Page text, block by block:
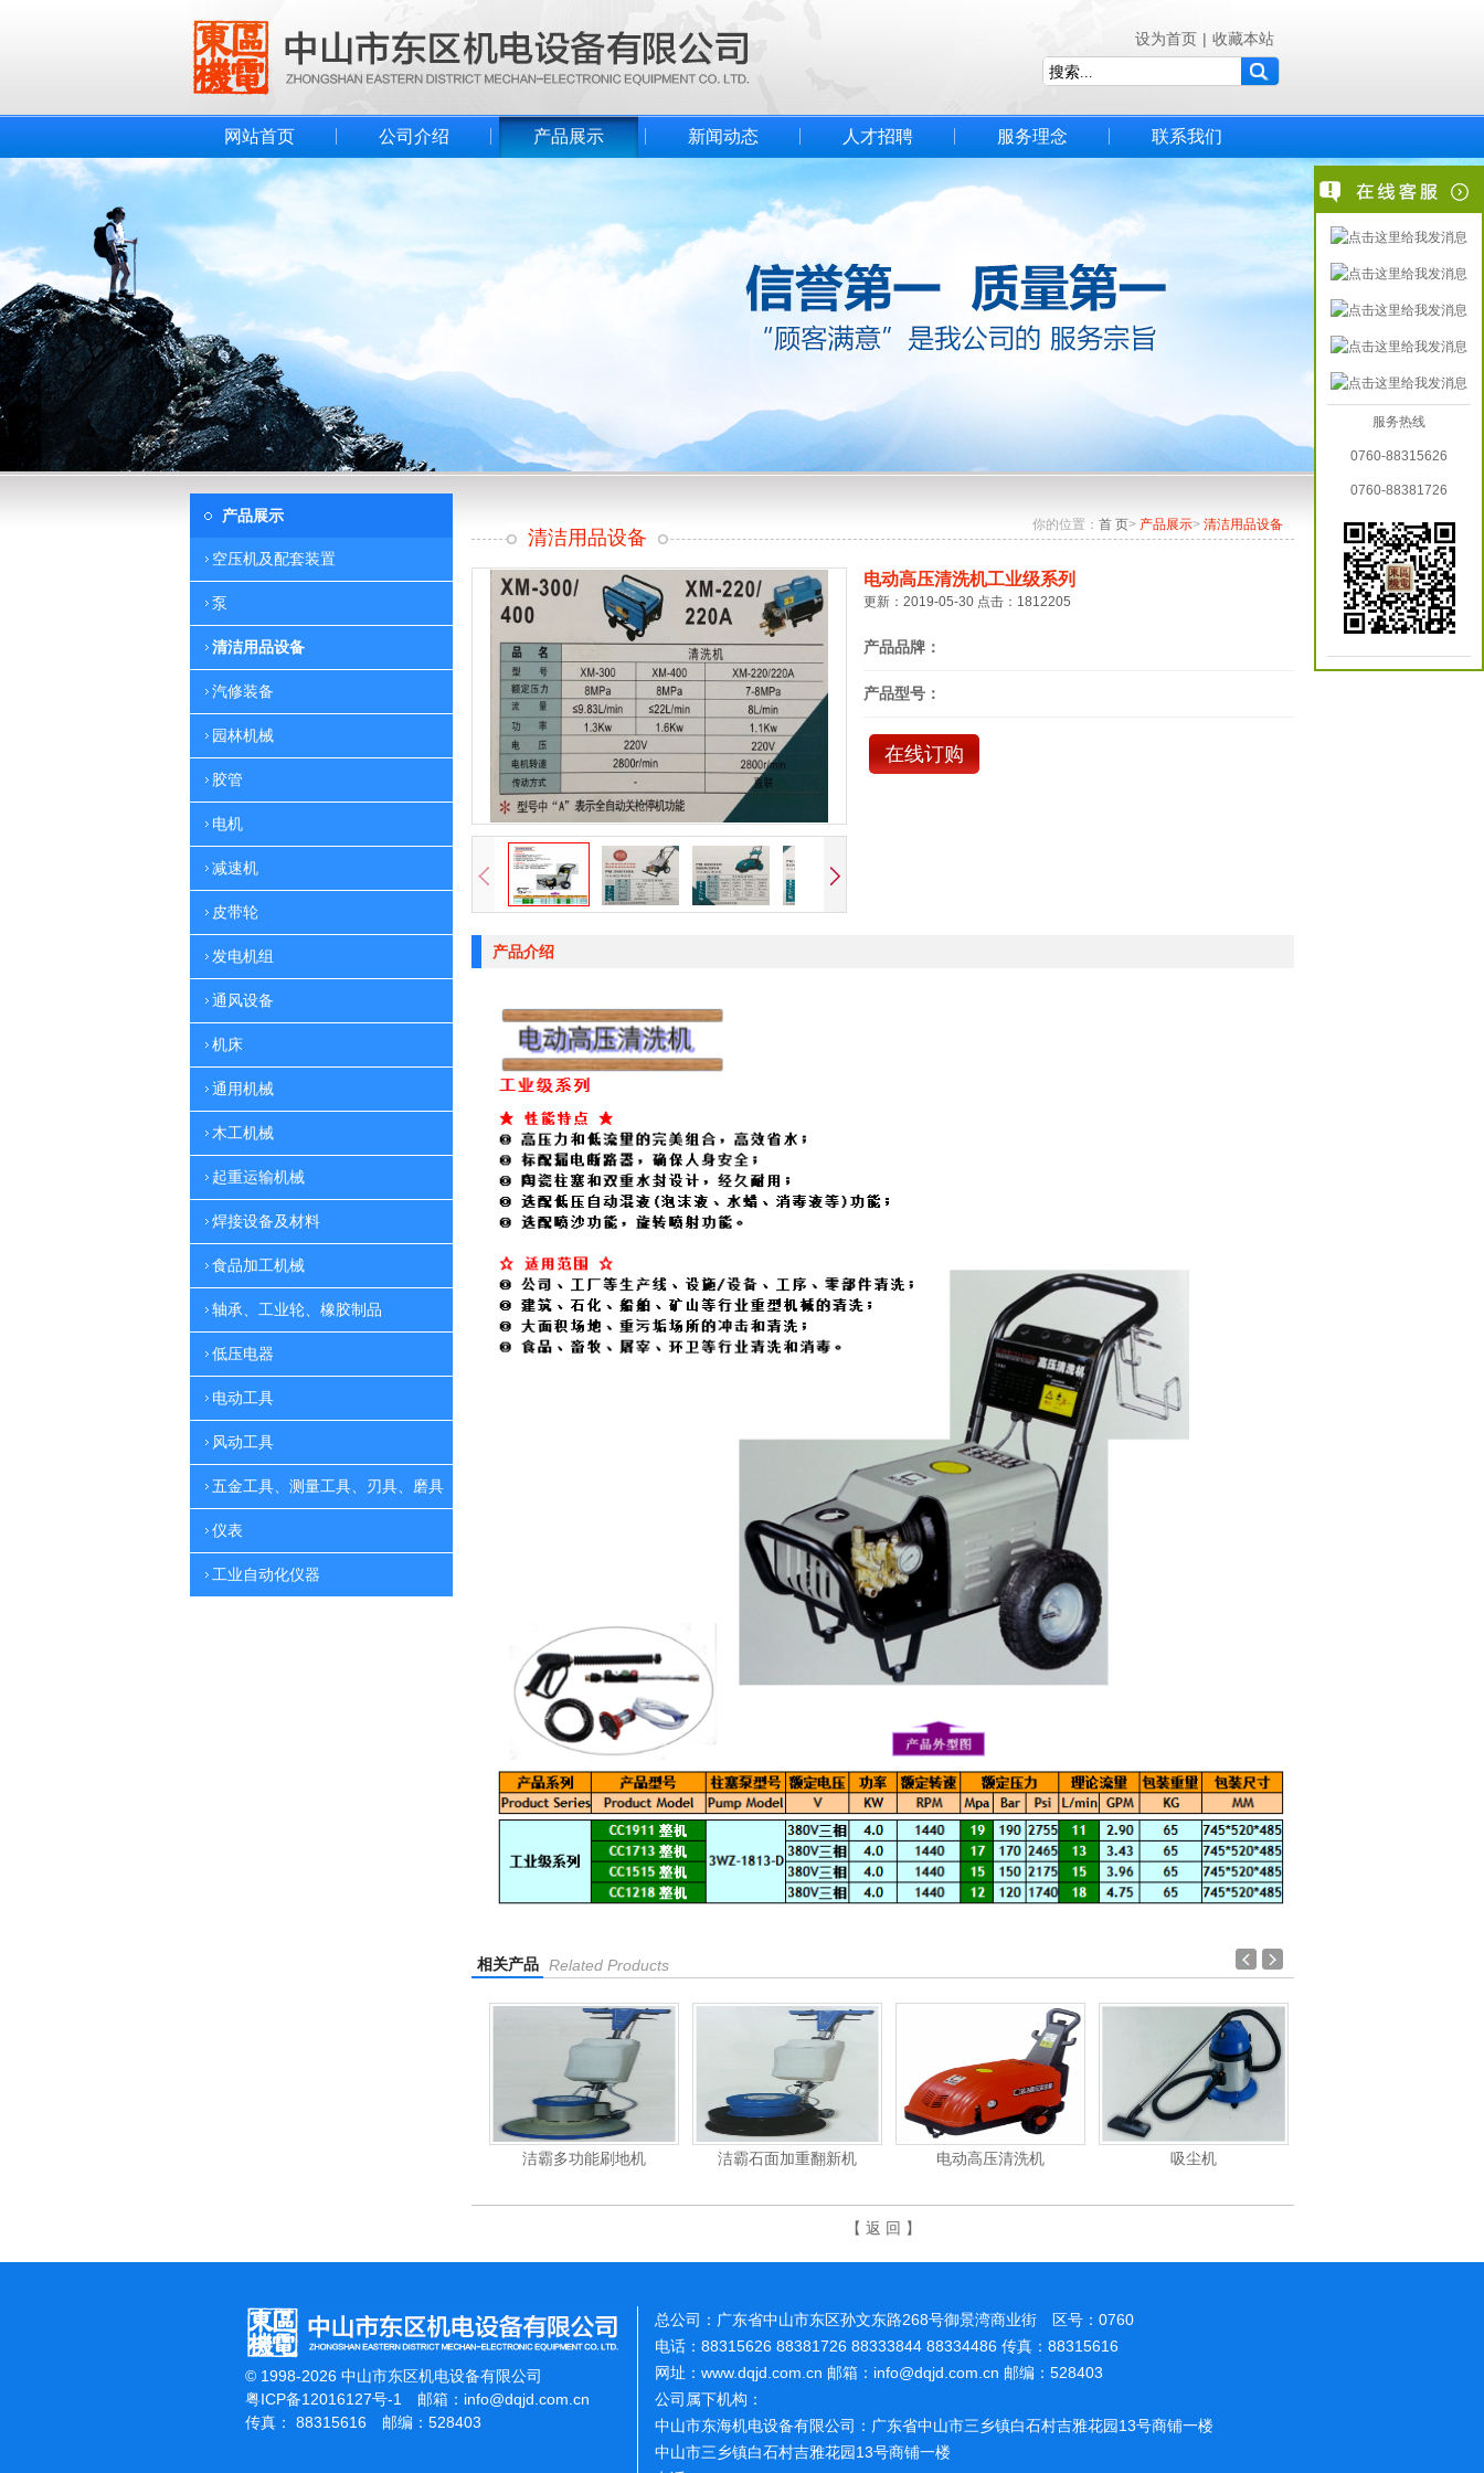
设为首页 | 收藏本站
网站首页 公司介绍 产品展示 新闻动态 人才招聘 服务理念 联系我们
产品展示
空压机及配套装置
泵
清洁用品设备
汽修装备
园林机械
胶管
电机
减速机
皮带轮
发电机组
通风设备
机床
通用机械
木工机械
起重运输机械
焊接设备及材料
食品加工机械
轴承、工业轮、橡胶制品
低压电器
电动工具
风动工具
五金工具、测量工具、刃具、磨具
仪表
工业自动化仪器
你的位置： 首 页> 产品展示> 清洁用品设备
清洁用品设备
电动高压清洗机工业级系列
更新：2019-05-30 点击：1812205
产品品牌：
产品型号：
在线订购
产品介绍
相关产品 Related Products
洁霸多功能刷地机 洁霸石面加重翻新机 电动高压清洗机 吸尘机
【 返 回 】
© 1998-2026 中山市东区机电设备有限公司
粤ICP备12016127号-1
邮箱： info@dqjd.com.cn
传真： 88315616 邮编：528403
总公司：广东省中山市东区孙文东路268号御景湾商业街 区号：0760
电话：88315626 88381726 88333844 88334486 传真：88315616
网址：www.dqjd.com.cn 邮箱：info@dqjd.com.cn 邮编：528403
公司属下机构：
中山市东海机电设备有限公司：广东省中山市三乡镇白石村吉雅花园13号商铺一楼
中山市三乡镇白石村吉雅花园13号商铺一楼
服务热线
0760-88315626
0760-88381726